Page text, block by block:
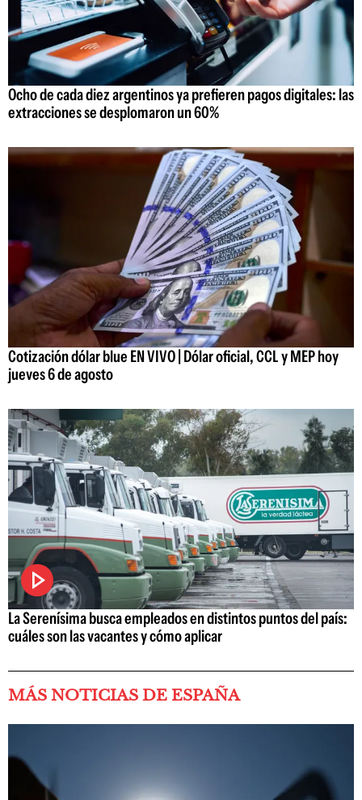
Ocho de cada diez argentinos ya prefieren pagos digitales: las
extracciones se desplomaron un 60%
Cotización dólar blue EN VIVO | Dólar oficial, CCL y MEP hoy
jueves 6 de agosto
La Serenísima busca empleados en distintos puntos del país:
cuáles son las vacantes y cómo aplicar
MÁS NOTICIAS DE ESPAÑA